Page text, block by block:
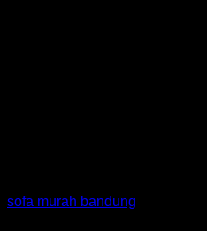
sofa murah bandung